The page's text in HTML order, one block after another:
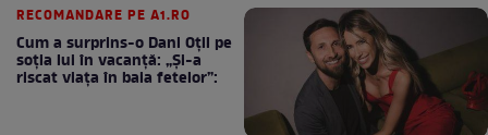
RECOMANDARE PE A1.RO
Cum a surprins-o Dani Oțil pe
soția lui în vacanță: „Și-a
riscat viața în baia fetelor”: